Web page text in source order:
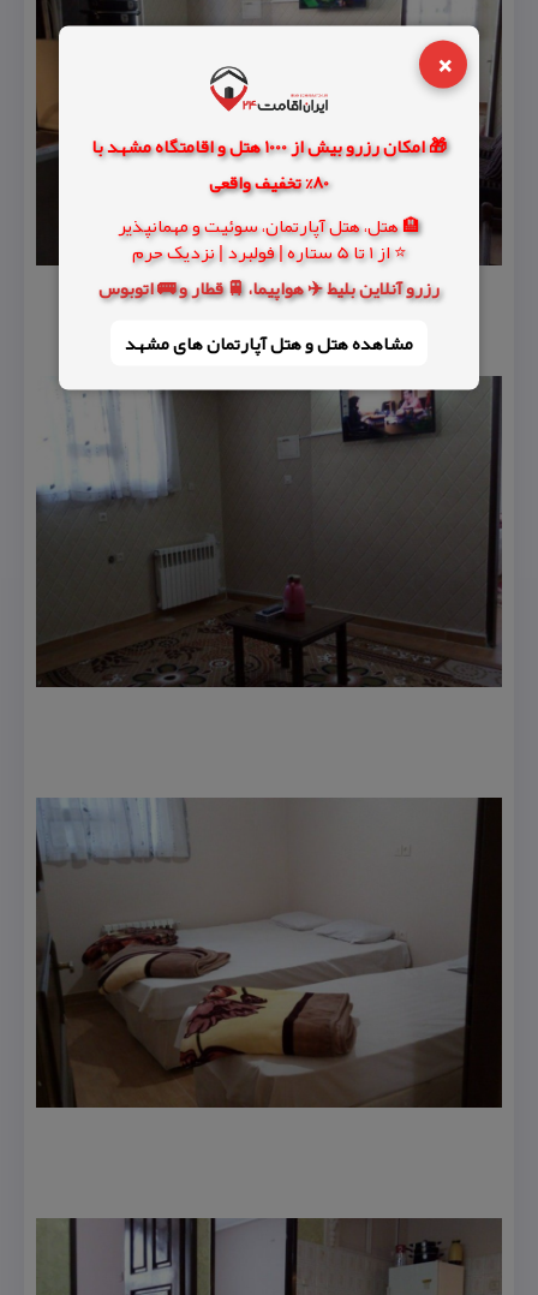
×
🎁 امکان رزرو بیش از 1000 هتل و اقامتگاه مشهد با
80% تخفیف واقعی
🏨 هتل، هتل آپارتمان، سوئیت و مهمانپذیر
⭐ از 1 تا 5 ستاره | فولبرد | نزدیک حرم
رزرو آنلاین بلیط ✈️ هواپیما، 🚆 قطار و 🚌 اتوبوس
مشاهده هتل و هتل‌ آپارتمان های مشهد